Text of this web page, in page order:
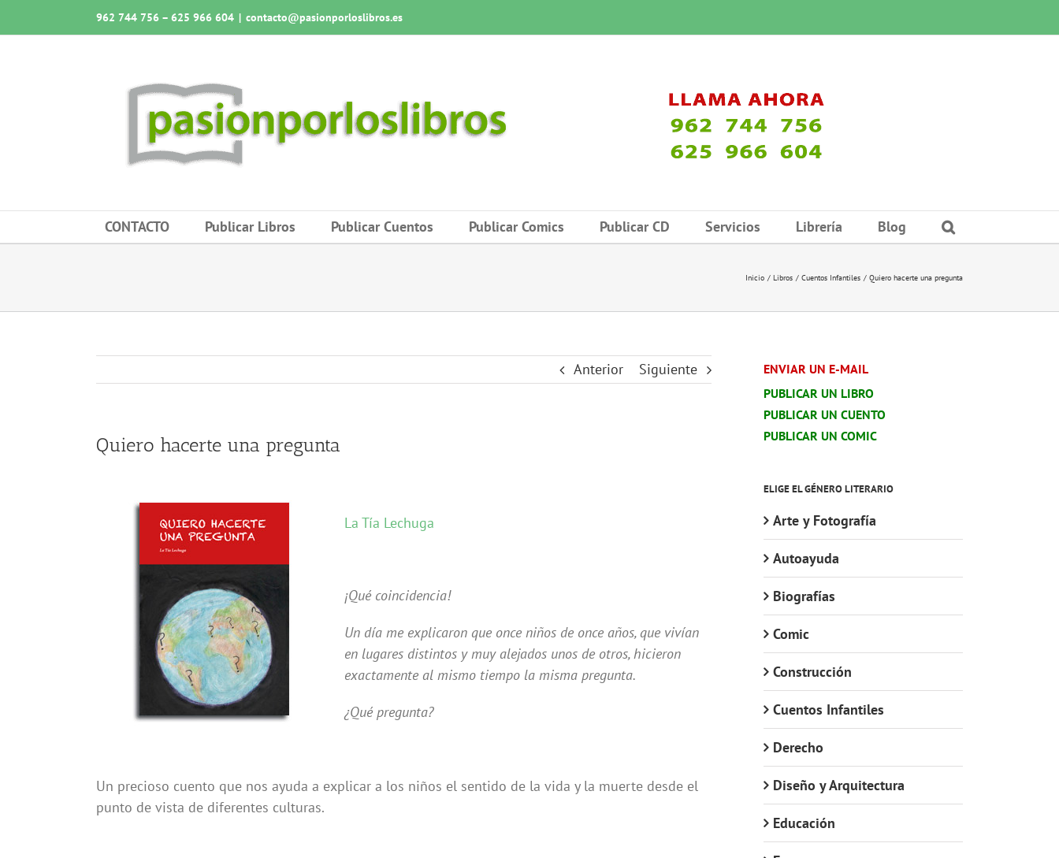
al
962 744 756 – 625 966 604 | contacto@pasionporloslibros.es
CONTACTO Publicar Libros Publicar Cuentos Publicar Comics Publicar CD Servicios Librería Blog
Inicio Libros Cuentos Infantiles Quiero hacerte una pregunta
Anterior Siguiente
Quiero hacerte una pregunta
La Tía Lechuga
¡Qué coincidencia!
Un día me explicaron que once niños de once años, que vivían
en lugares distintos y muy alejados unos de otros, hicieron
exactamente al mismo tiempo la misma pregunta.
¿Qué pregunta?
Un precioso cuento que nos ayuda a explicar a los niños el sentido de la vida y la muerte desde el
punto de vista de diferentes culturas.
ENVIAR UN E-MAIL
PUBLICAR UN LIBRO
PUBLICAR UN CUENTO
PUBLICAR UN COMIC
ELIGE EL GÉNERO LITERARIO
Arte y Fotografía
Autoayuda
Biografías
Comic
Construcción
Cuentos Infantiles
Derecho
Diseño y Arquitectura
Educación